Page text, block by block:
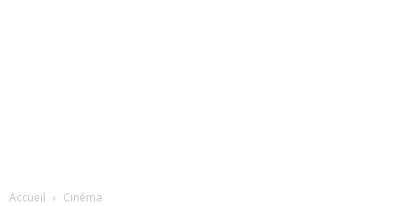
Accueil Cinéma